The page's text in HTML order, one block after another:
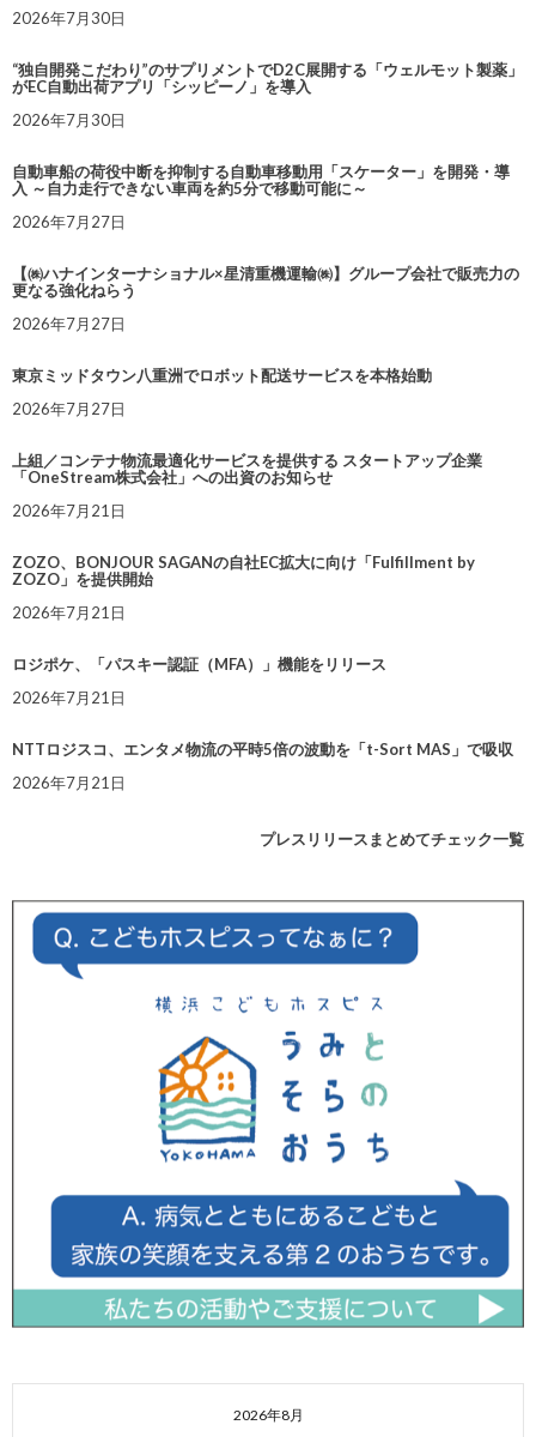
2026年7月30日
“独自開発こだわり”のサプリメントでD2C展開する「ウェルモット製薬」
がEC自動出荷アプリ「シッピーノ」を導入
2026年7月30日
自動車船の荷役中断を抑制する自動車移動用「スケーター」を開発・導
入 ～自力走行できない車両を約5分で移動可能に～
2026年7月27日
【㈱ハナインターナショナル×星清重機運輸㈱】グループ会社で販売力の
更なる強化ねらう
2026年7月27日
東京ミッドタウン八重洲でロボット配送サービスを本格始動
2026年7月27日
上組／コンテナ物流最適化サービスを提供する スタートアップ企業
「OneStream株式会社」への出資のお知らせ
2026年7月21日
ZOZO、BONJOUR SAGANの自社EC拡大に向け「Fulfillment by
ZOZO」を提供開始
2026年7月21日
ロジポケ、「パスキー認証（MFA）」機能をリリース
2026年7月21日
NTTロジスコ、エンタメ物流の平時5倍の波動を「t-Sort MAS」で吸収
2026年7月21日
プレスリリースまとめてチェック一覧
2026年8月